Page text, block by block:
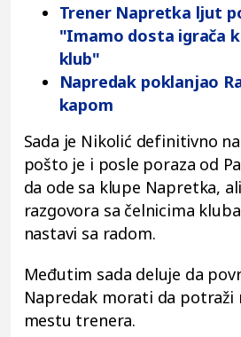
Trener Napretka ljut
"Imamo dosta igrača
klub"
Napredak poklanjao
kapom
Sada je Nikolić definitivno
pošto je i posle poraza od
da ode sa klupe Napretka,
razgovora sa čelnicima
nastavi sa radom.
Međutim sada deluje da
Napredak morati da potraži
mestu trenera.